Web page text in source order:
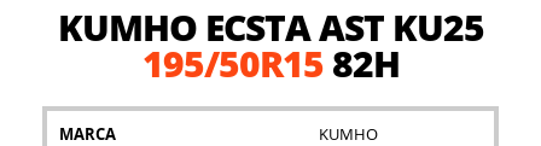
KUMHO ECSTA AST KU25
195/50R1582H
MARCA KUMHO
galería